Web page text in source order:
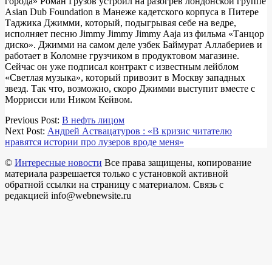
Asian Dub Foundation в Манеже кадетского корпуса в Питере
Таджика Джимми, который, подыгрывая себе на ведре,
исполняет песню Jimmy Jimmy Jimmy Aaja из фильма «Танцор
диско». Джимми на самом деле узбек Баймурат Аллабериев и
работает в Коломне грузчиком в продуктовом магазине.
Сейчас он уже подписал контракт с известным лейблом
«Светлая музыка», который привозит в Москву западных
звезд. Так что, возможно, скоро Джимми выступит вместе с
Моррисси или Ником Кейвом.
2018-
04-
08
Previous Post: В нефть лицом
Next Post: Андрей Аствацатуров : «В кризис читателю
нравятся истории про лузеров вроде меня»
© Интересные новости Все права защищены, копирование
материала разрешается только с установкой активной
обратной ссылки на страницу с материалом. Связь с
редакцией info@webnewsite.ru